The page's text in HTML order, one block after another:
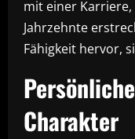
mit einer
Jahrzehnte
Fähigkeit hervor,
Charakter